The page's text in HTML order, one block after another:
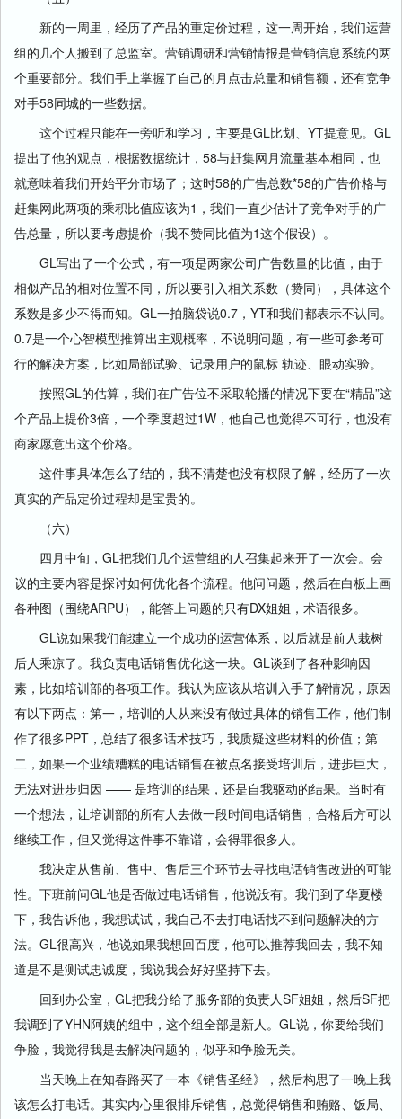
新的一周里，经历了产品的重定价过程，这一周开始，我们运营
组的几个人搬到了总监室。营销调研和营销情报是营销信息系统的两
个重要部分。我们手上掌握了自己的月点击总量和销售额，还有竞争
对手58同城的一些数据。
这个过程只能在一旁听和学习，主要是GL比划、YT提意见。GL
提出了他的观点，根据数据统计，58与赶集网月流量基本相同，也
就意味着我们开始平分市场了；这时58的广告总数*58的广告价格与
赶集网此两项的乘积比值应该为1，我们一直少估计了竞争对手的广
告总量，所以要考虑提价（我不赞同比值为1这个假设）。
GL写出了一个公式，有一项是两家公司广告数量的比值，由于
相似产品的相对位置不同，所以要引入相关系数（赞同），具体这个
系数是多少不得而知。GL一拍脑袋说0.7，YT和我们都表示不认同。
0.7是一个心智模型推算出主观概率，不说明问题，有一些可参考可
行的解决方案，比如局部试验、记录用户的鼠标 轨迹、眼动实验。
按照GL的估算，我们在广告位不采取轮播的情况下要在“精品”这
个产品上提价3倍，一个季度超过1W，他自己也觉得不可行，也没有
商家愿意出这个价格。
这件事具体怎么了结的，我不清楚也没有权限了解，经历了一次
真实的产品定价过程却是宝贵的。
（六）
四月中旬，GL把我们几个运营组的人召集起来开了一次会。会
议的主要内容是探讨如何优化各个流程。他问问题，然后在白板上画
各种图（围绕ARPU），能答上问题的只有DX姐姐，术语很多。
GL说如果我们能建立一个成功的运营体系，以后就是前人栽树
后人乘凉了。我负责电话销售优化这一块。GL谈到了各种影响因
素，比如培训部的各项工作。我认为应该从培训入手了解情况，原因
有以下两点：第一，培训的人从来没有做过具体的销售工作，他们制
作了很多PPT，总结了很多话术技巧，我质疑这些材料的价值；第
二，如果一个业绩糟糕的电话销售在被点名接受培训后，进步巨大，
无法对进步归因 —— 是培训的结果，还是自我驱动的结果。当时有
一个想法，让培训部的所有人去做一段时间电话销售，合格后方可以
继续工作，但又觉得这件事不靠谱，会得罪很多人。
我决定从售前、售中、售后三个环节去寻找电话销售改进的可能
性。下班前问GL他是否做过电话销售，他说没有。我们到了华夏楼
下，我告诉他，我想试试，我自己不去打电话找不到问题解决的方
法。GL很高兴，他说如果我想回百度，他可以推荐我回去，我不知
道是不是测试忠诚度，我说我会好好坚持下去。
回到办公室，GL把我分给了服务部的负责人SF姐姐，然后SF把
我调到了YHN阿姨的组中，这个组全部是新人。GL说，你要给我们
争脸，我觉得我是去解决问题的，似乎和争脸无关。
当天晚上在知春路买了一本《销售圣经》，然后构思了一晚上我
该怎么打电话。其实内心里很排斥销售，总觉得销售和贿赂、饭局、